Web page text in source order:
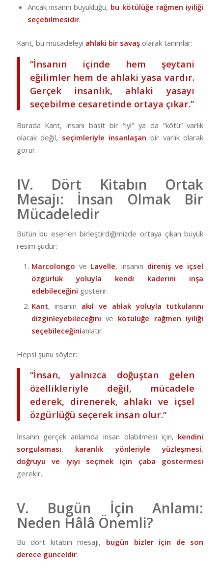
Ancak insanın büyüklüğü, bu kötülüğe rağmen iyiliği
seçebilmesidir.
Kant, bu mücadeleyi ahlaki bir savaşolarak tanımlar:
“İnsanın içinde hem şeytani
eğilimler hem de ahlaki yasa vardır.
Gerçek insanlık, ahlaki yasayı
seçebilme cesaretinde ortaya çıkar.”
Burada Kant, insanı basit bir “iyi” ya da “kötü” varlık
olarak değil, seçimleriyle insanlaşan bir varlık olarak
görür.
IV. Dört Kitabın Ortak
Mesajı: İnsan Olmak Bir
Mücadeledir
Bütün bu eserleri birleştirdiğimizde ortaya çıkan büyük
resim şudur:
Marcolongo ve Lavelle, insanın direniş ve içsel
özgürlük yoluyla kendi kaderini inşa
edebileceğini gösterir.
Kant, insanın akıl ve ahlak yoluyla tutkularını
dizginleyebileceğini ve kötülüğe rağmen iyiliği
seçebileceğinianlatır.
Hepsi şunu söyler:
“İnsan, yalnızca doğuştan gelen
özellikleriyle değil, mücadele
ederek, direnerek, ahlakı ve içsel
özgürlüğü seçerek insan olur.”
İnsanın gerçek anlamda insan olabilmesi için, kendini
sorgulaması, karanlık yönleriyle yüzleşmesi,
doğruyu ve iyiyi seçmek için çaba göstermesi
gerekir.
V. Bugün İçin Anlamı:
Neden Hâlâ Önemli?
Bu dört kitabın mesajı, bugün bizler için de son
derece günceldir.